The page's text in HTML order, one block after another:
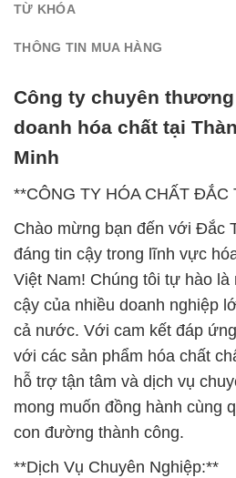
TỪ KHÓA
THÔNG TIN MUA HÀNG
Công ty chuyên
doanh hóa chất tại
Minh
**CÔNG TY HÓA CHẤT ĐẮC
Chào mừng bạn đến với Đắc
đáng tin cậy trong lĩnh vực
Việt Nam! Chúng tôi tự hào là
cậy của nhiều doanh nghiệp
cả nước. Với cam kết đáp
với các sản phẩm hóa chất
hỗ trợ tận tâm và dịch vụ
mong muốn đồng hành cùng
con đường thành công.
**Dịch Vụ Chuyên Nghiệp:**